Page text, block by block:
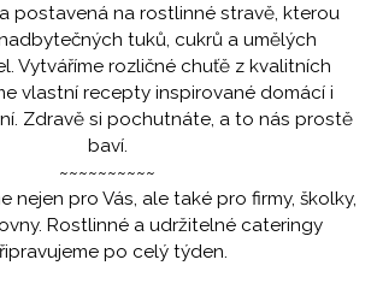
postavená na rostlinné stravě, kterou
tuků, cukrů a umělých
Vytváříme rozličné chuťě z kvalitních
vlastní recepty inspirované domácí i
Zdravě si pochutnáte, a to nás prostě
baví.
~~~~~~~~~~
nejen pro Vás, ale také pro firmy, školky,
Rostlinné a udržitelné cateringy
po celý týden.